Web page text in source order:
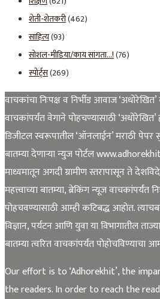
शेती-शेतकरी(462)
साहित्य(93)
सोशल-मीडिया/काय सांगता…!(76)
स्पोर्ट्स(269)
वाचकांचा निःपक्ष व निर्भीड आवाज
वाचकांपर्यंत वेगाने पोहचण्यासाठी ‘अधोरेखित’
डिजीटल स्वरूपातील ‘ऑनलाईन’ मराठी
बातम्या देणाऱ्या न्युज पोर्टल
माध्यमातून अगदी ग्रामीण स्तरापासून ते
महत्त्वाच्या बातम्या, ब्रेकिंग न्यूज वाचकांपर्यंत
पोहचवण्यासाठी आम्ही कटिबद्ध आहोत.
विज्ञान, पर्यटन आणि युवा या विभागातील
बातम्या त्वरित वाचकांपर्यंत पोहोचविण्याचा
Our effort is to ‘Adhorekhit’, the
the readers. In order to reach the